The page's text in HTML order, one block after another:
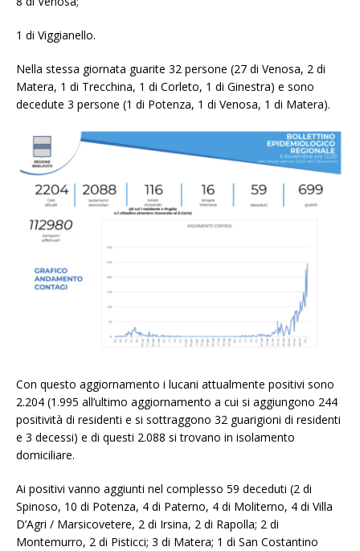
1 di Viggianello.
Nella stessa giornata guarite 32 persone (27 di Venosa, 2 di
Matera, 1 di Trecchina, 1 di Corleto, 1 di Ginestra) e sono
decedute 3 persone (1 di Potenza, 1 di Venosa, 1 di Matera).
Con questo aggiornamento i lucani attualmente positivi sono
2.204 (1.995 all’ultimo aggiornamento a cui si aggiungono 244
positività di residenti e si sottraggono 32 guarigioni di residenti
e 3 decessi) e di questi 2.088 si trovano in isolamento
domiciliare.
Ai positivi vanno aggiunti nel complesso 59 deceduti (2 di
Spinoso, 10 di Potenza, 4 di Paterno, 4 di Moliterno, 4 di Villa
D’Agri / Marsicovetere, 2 di Irsina, 2 di Rapolla; 2 di
Montemurro, 2 di Pisticci; 3 di Matera; 1 di San Costantino